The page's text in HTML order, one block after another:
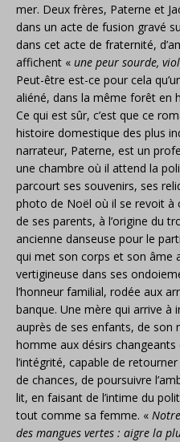
mer. Deux frères, Paterne et
dans un acte de fusion gravé
dans cet acte de fraternité,
affichent « une peur sourde,
Peut-être est-ce pour cela
aliéné, dans la même forêt en
Ce qui est sûr, c’est que ce
histoire domestique des plus
narrateur, Paterne, est un
une chambre où il attend la
parcourt ses souvenirs, ses
photo de Noël où il se revoit à
de ses parents, à l’origine du
ancienne danseuse pour le
qui met son corps et son âme
vertigineuse dans ses
l’honneur familial, rodée aux
banque. Une mère qui arrive à
auprès de ses enfants, de son
homme aux désirs
l’intégrité, capable de
de chances, de poursuivre
lit, en faisant de l’intime du
tout comme sa femme. «
des mangues vertes : aigre la